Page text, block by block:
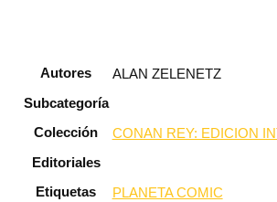
Autores ALAN ZELENETZ
Subcategoría
Colección
CONAN REY: EDICION
Editoriales
Etiquetas
PLANETA COMIC